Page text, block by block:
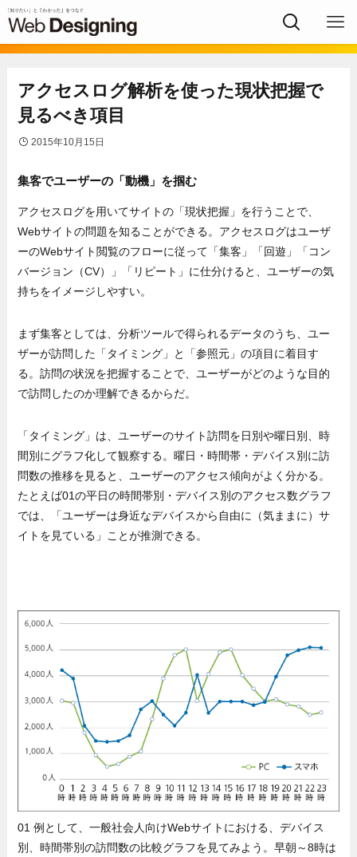
アクセスログ解析を使った現状把握で
見るべき項目
2015年10月15日
集客でユーザーの「動機」を掴む
アクセスログを用いてサイトの「現状把握」を行うことで、
Webサイトの問題を知ることができる。アクセスログはユーザ
ーのWebサイト閲覧のフローに従って「集客」「回遊」「コン
バージョン（CV）」「リピート」に仕分けると、ユーザーの気
持ちをイメージしやすい。
まず集客としては、分析ツールで得られるデータのうち、ユー
ザーが訪問した「タイミング」と「参照元」の項目に着目す
る。訪問の状況を把握することで、ユーザーがどのような目的
で訪問したのか理解できるからだ。
「タイミング」は、ユーザーのサイト訪問を日別や曜日別、時
間別にグラフ化して観察する。曜日・時間帯・デバイス別に訪
問数の推移を見ると、ユーザーのアクセス傾向がよく分かる。
たとえば01の平日の時間帯別・デバイス別のアクセス数グラフ
では、「ユーザーは身近なデバイスから自由に（気ままに）サ
イトを見ている」ことが推測できる。
01 例として、一般社会人向けWebサイトにおける、デバイス
別、時間帯別の訪問数の比較グラフを見てみよう。早朝～8時は